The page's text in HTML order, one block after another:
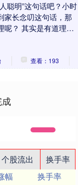
聪明”这句话吧？小时
家长念叨这句话，那
呢？ 其实是有道理
种叫 DHA 的营养成
查看：193
个股流出
换手率
幅
换手率